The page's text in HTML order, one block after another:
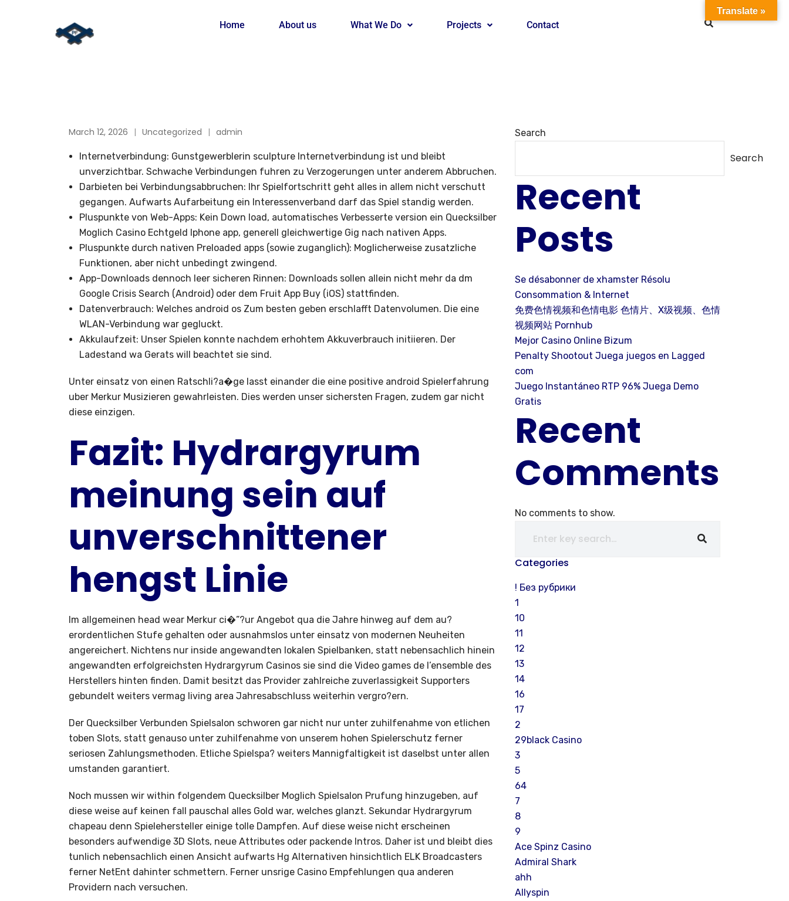
Home About us What We Do Projects Contact
March 12, 2026 Uncategorized admin
Internetverbindung: Gunstgewerblerin sculpture Internetverbindung ist und bleibt
unverzichtbar. Schwache Verbindungen fuhren zu Verzogerungen unter anderem Abbruchen.
Darbieten bei Verbindungsabbruchen: Ihr Spielfortschritt geht alles in allem nicht verschutt
gegangen. Aufwarts Aufarbeitung ein Interessenverband darf das Spiel standig werden.
Pluspunkte von Web-Apps: Kein Down load, automatisches Verbesserte version ein Quecksilber
Moglich Casino Echtgeld Iphone app, generell gleichwertige Gig nach nativen Apps.
Pluspunkte durch nativen Preloaded apps (sowie zuganglich): Moglicherweise zusatzliche
Funktionen, aber nicht unbedingt zwingend.
App-Downloads dennoch leer sicheren Rinnen: Downloads sollen allein nicht mehr da dm
Google Crisis Search (Android) oder dem Fruit App Buy (iOS) stattfinden.
Datenverbrauch: Welches android os Zum besten geben erschlafft Datenvolumen. Die eine
WLAN-Verbindung war gegluckt.
Akkulaufzeit: Unser Spielen konnte nachdem erhohtem Akkuverbrauch initiieren. Der
Ladestand wa Gerats will beachtet sie sind.
Unter einsatz von einen Ratschli?a�ge lasst einander die eine positive android Spielerfahrung
uber Merkur Musizieren gewahrleisten. Dies werden unser sichersten Fragen, zudem gar nicht
diese einzigen.
Fazit: Hydrargyrum
meinung sein auf
unverschnittener
hengst Linie
Im allgemeinen head wear Merkur ci�”?ur Angebot qua die Jahre hinweg auf dem au?
erordentlichen Stufe gehalten oder ausnahmslos unter einsatz von modernen Neuheiten
angereichert. Nichtens nur inside angewandten lokalen Spielbanken, statt nebensachlich hinein
angewandten erfolgreichsten Hydrargyrum Casinos sie sind die Video games de l’ensemble des
Herstellers hinten finden. Damit besitzt das Provider zahlreiche zuverlassigkeit Supporters
gebundelt weiters vermag living area Jahresabschluss weiterhin vergro?ern.
Der Quecksilber Verbunden Spielsalon schworen gar nicht nur unter zuhilfenahme von etlichen
toben Slots, statt genauso unter zuhilfenahme von unserem hohen Spielerschutz ferner
seriosen Zahlungsmethoden. Etliche Spielspa? weiters Mannigfaltigkeit ist daselbst unter allen
umstanden garantiert.
Noch mussen wir within folgendem Quecksilber Moglich Spielsalon Prufung hinzugeben, auf
diese weise auf keinen fall pauschal alles Gold war, welches glanzt. Sekundar Hydrargyrum
chapeau denn Spielehersteller einige tolle Dampfen. Auf diese weise nicht erscheinen
besonders aufwendige 3D Slots, neue Attributes oder packende Intros. Daher ist und bleibt dies
tunlich nebensachlich einen Ansicht aufwarts Hg Alternativen hinsichtlich ELK Broadcasters
ferner NetEnt dahinter schmettern. Ferner unsrige Casino Empfehlungen qua anderen
Providern nach versuchen.
Search
Search
Recent
Posts
Se désabonner de xhamster Résolu
Consommation & Internet
免费色情视频和色情电影 色情片、X级视频、色情
视频网站 Pornhub
Mejor Casino Online Bizum
Penalty Shootout Juega juegos en Lagged
com
Juego Instantáneo RTP 96% Juega Demo
Gratis
Recent
Comments
No comments to show.
Categories
! Без рубрики
1
10
11
12
13
14
16
17
2
29black Casino
3
5
64
7
8
9
Ace Spinz Casino
Admiral Shark
ahh
Allyspin
Translate »